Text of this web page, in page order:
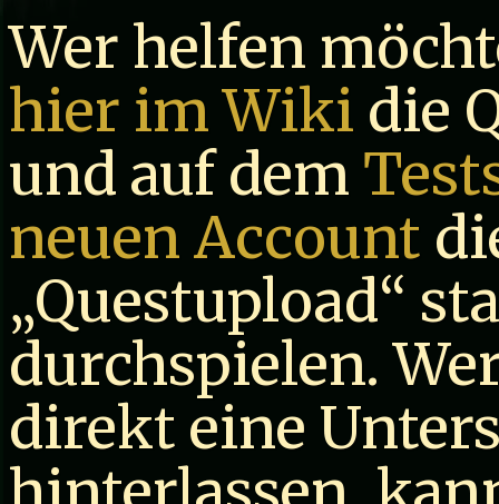
Wer helfen
hier im Wiki die
und auf dem
neuen Account
„Questupload“
durchspielen.
direkt eine